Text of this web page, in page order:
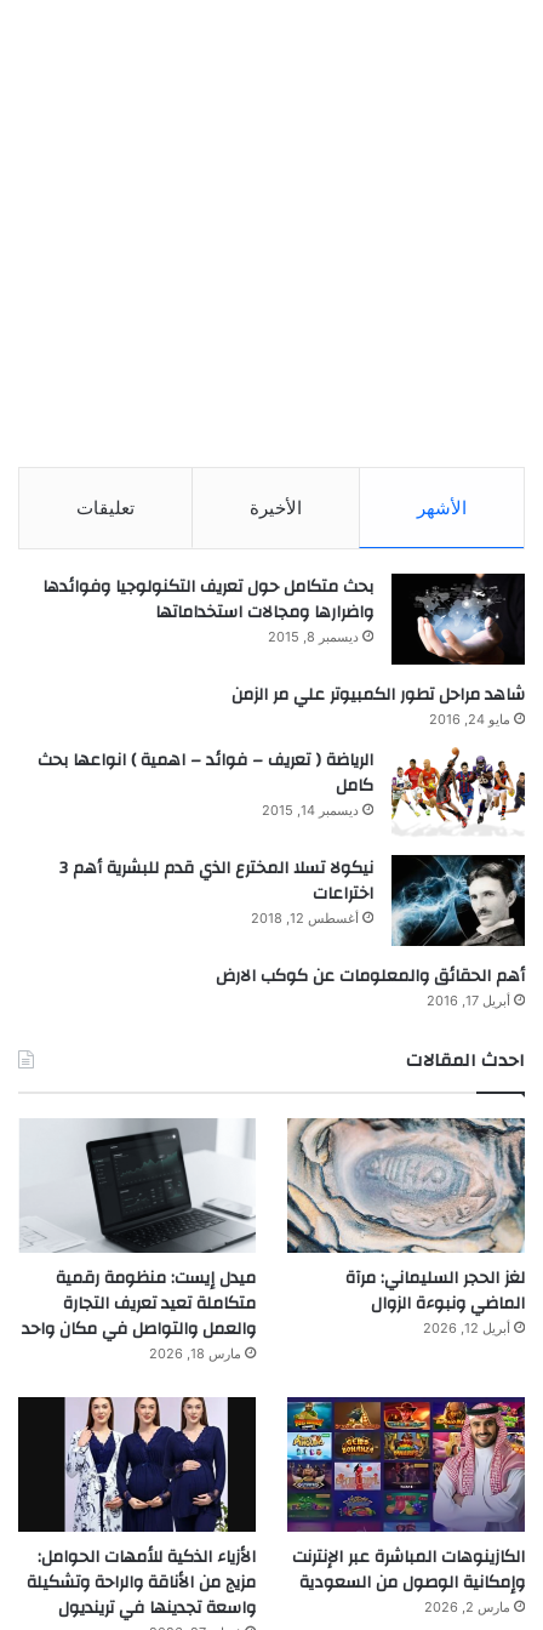
الأشهر الأخيرة تعليقات
بحث متكامل حول تعريف التكنولوجيا وفوائدها
واضرارها ومجالات استخداماتها
ديسمبر 8, 2015
شاهد مراحل تطور الكمبيوتر علي مر الزمن
مايو 24, 2016
الرياضة ( تعريف – فوائد – اهمية ) انواعها بحث
كامل
ديسمبر 14, 2015
نيكولا تسلا المخترع الذي قدم للبشرية أهم 3
اختراعات
أغسطس 12, 2018
أهم الحقائق والمعلومات عن كوكب الارض
أبريل 17, 2016
احدث المقالات
لغز الحجر السليماني: مرآة
الماضي ونبوءة الزوال
أبريل 12, 2026
ميدل إيست: منظومة رقمية
متكاملة تعيد تعريف التجارة
والعمل والتواصل في مكان واحد
مارس 18, 2026
الكازينوهات المباشرة عبر الإنترنت
وإمكانية الوصول من السعودية
مارس 2, 2026
الأزياء الذكية للأمهات الحوامل:
مزيج من الأناقة والراحة وتشكيلة
واسعة تجدينها في ترينديول